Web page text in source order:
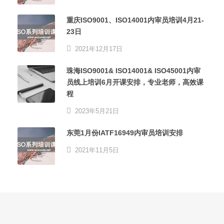
重庆ISO9001、ISO14001内审员培训4月21-
23日
2021年12月17日
珠海ISO9001& ISO14001& ISO45001内审
员线上培训6月开课安排，专业老师，高效课
程
2023年5月21日
东莞1月份IATF16949内审员培训安排
2021年11月5日